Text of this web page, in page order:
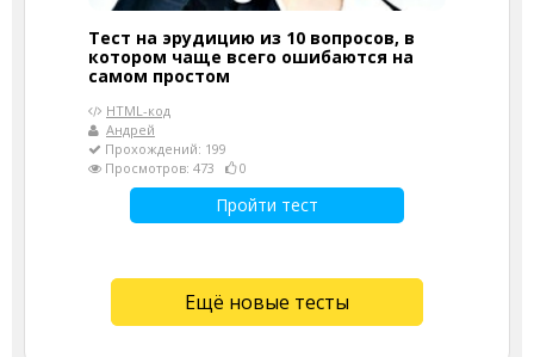
Тест на эрудицию из 10 вопросов, в
котором чаще всего ошибаются на
самом простом
HTML-код
Андрей
Прохождений: 199
Просмотров: 473
0
Пройти тест
Ещё новые тесты